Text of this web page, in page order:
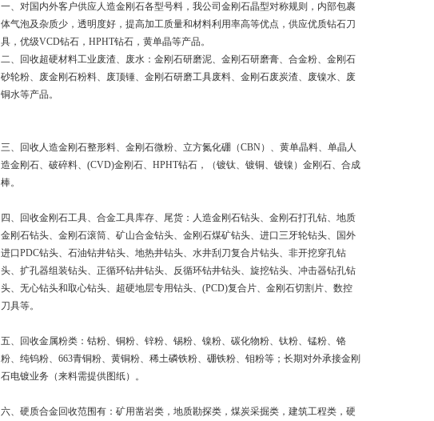
一、对国内外客户供应人造金刚石各型号料，我公司金刚石晶型对称规则，内部包裹
体气泡及杂质少，透明度好，提高加工质量和材料利用率高等优点，供应优质钻石刀
具，优级VCD钻石，HPHT钻石，黄单晶等产品。
二、回收超硬材料工业废渣、废水：金刚石研磨泥、金刚石研磨膏、合金粉、金刚石
砂轮粉、废金刚石粉料、废顶锤、金刚石研磨工具废料、金刚石废炭渣、废镍水、废
铜水等产品。
三、回收人造金刚石整形料、金刚石微粉、立方氮化硼（CBN）、黄单晶料、单晶人
造金刚石、破碎料、(CVD)金刚石、HPHT钻石，（镀钛、镀铜、镀镍）金刚石、合成
棒。
四、回收金刚石工具、合金工具库存、尾货：人造金刚石钻头、金刚石打孔钻、地质
金刚石钻头、金刚石滚筒、矿山合金钻头、金刚石煤矿钻头、进口三牙轮钻头、国外
进口PDC钻头、石油钻井钻头、地热井钻头、水井刮刀复合片钻头、非开挖穿孔钻
头、扩孔器组装钻头、正循环钻井钻头、反循环钻井钻头、旋挖钻头、冲击器钻孔钻
头、无心钻头和取心钻头、超硬地层专用钻头、(PCD)复合片、金刚石切割片、数控
刀具等。
五、回收金属粉类：钴粉、铜粉、锌粉、锡粉、镍粉、碳化物粉、钛粉、锰粉、铬
粉、纯钨粉、663青铜粉、黄铜粉、稀土磷铁粉、硼铁粉、钼粉等；长期对外承接金刚
石电镀业务（来料需提供图纸）。
六、硬质合金回收范围有：矿用凿岩类，地质勘探类，煤炭采掘类，建筑工程类，硬